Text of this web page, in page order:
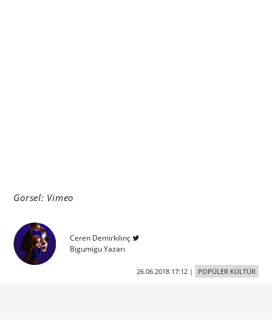
Görsel: Vimeo
Ceren Demirkılınç
Bigumigu Yazarı
26.06.2018 17:12| POPÜLER KÜLTÜR